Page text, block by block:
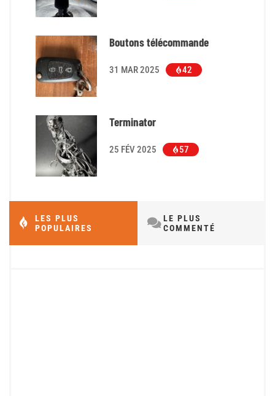
Boutons télécommande
31 MAR 2025 42
Terminator
25 FÉV 2025 57
LES PLUS
POPULAIRES
LE PLUS
COMMENTÉ